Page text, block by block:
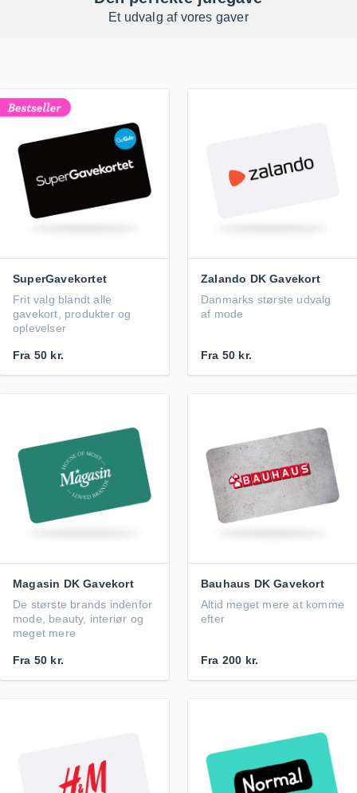
Et udvalg af vores gaver
SuperGavekortet
Frit valg blandt alle
gavekort, produkter og
oplevelser
Fra 50 kr.
Zalando DK Gavekort
Danmarks største udvalg
af mode
Fra 50 kr.
Magasin DK Gavekort
De største brands indenfor
mode, beauty, interiør og
meget mere
Fra 50 kr.
Bauhaus DK Gavekort
Altid meget mere at komme
efter
Fra 200 kr.